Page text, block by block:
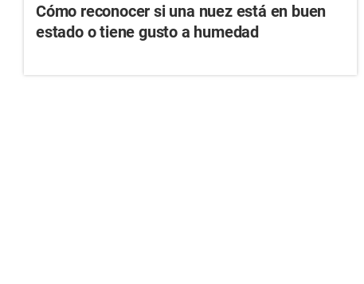
Cómo reconocer si una nuez está en buen
estado o tiene gusto a humedad